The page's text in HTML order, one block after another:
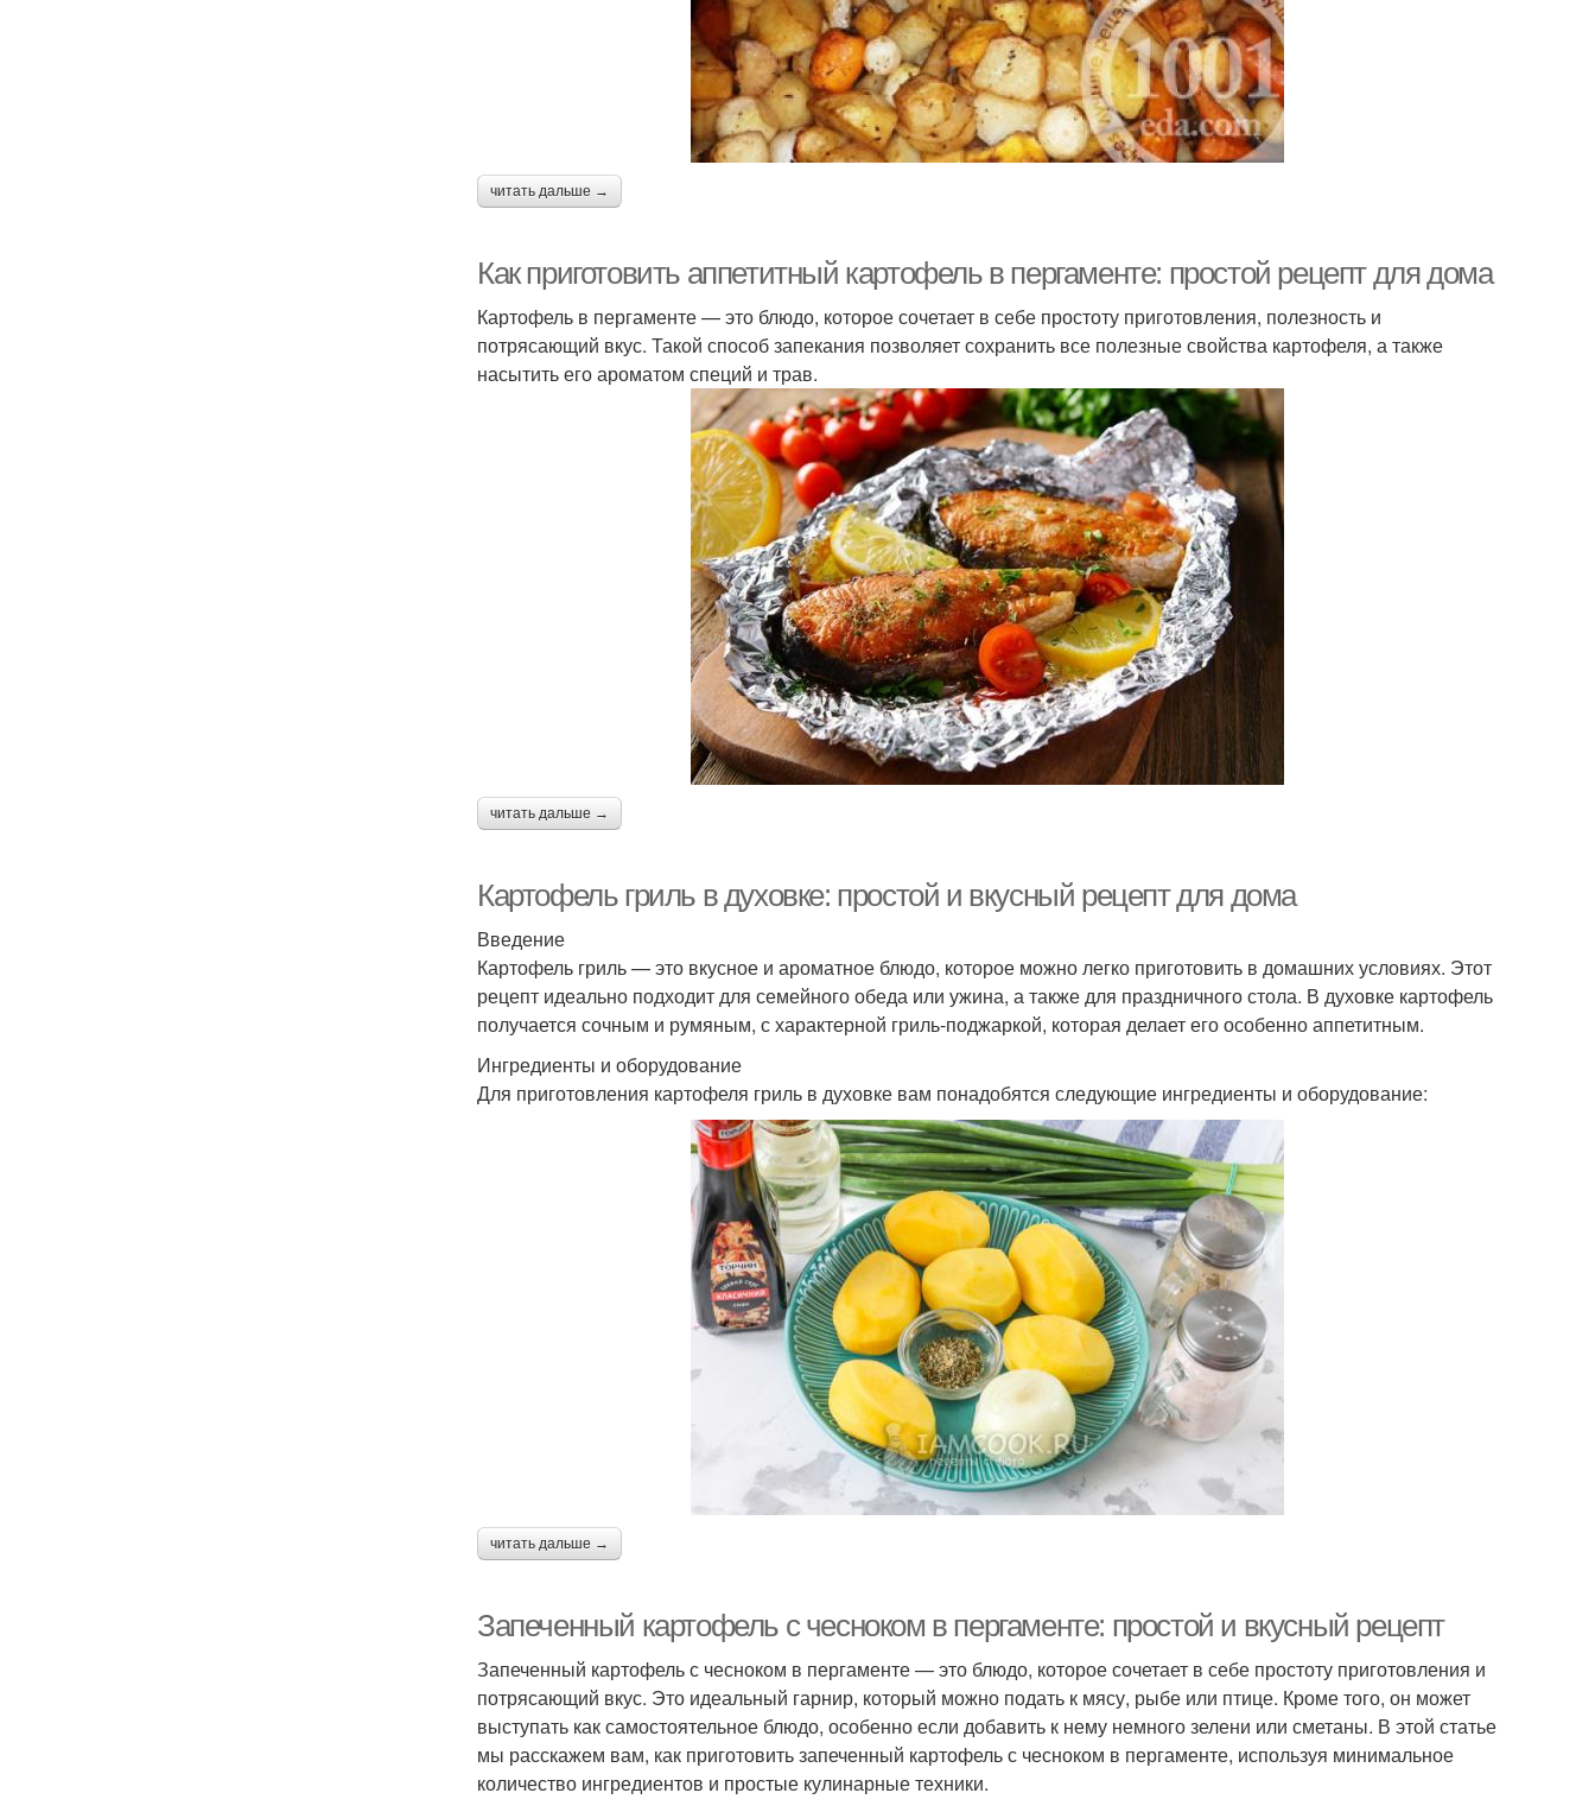
читать дальше →
Как приготовить аппетитный картофель в пергаменте: простой рецепт для дома
Картофель в пергаменте — это блюдо, которое сочетает в себе простоту приготовления, полезность и
потрясающий вкус. Такой способ запекания позволяет сохранить все полезные свойства картофеля, а также
насытить его ароматом специй и трав.
читать дальше →
Картофель гриль в духовке: простой и вкусный рецепт для дома
Введение
Картофель гриль — это вкусное и ароматное блюдо, которое можно легко приготовить в домашних условиях. Этот
рецепт идеально подходит для семейного обеда или ужина, а также для праздничного стола. В духовке картофель
получается сочным и румяным, с характерной гриль-поджаркой, которая делает его особенно аппетитным.
Ингредиенты и оборудование
Для приготовления картофеля гриль в духовке вам понадобятся следующие ингредиенты и оборудование:
читать дальше →
Запеченный картофель с чесноком в пергаменте: простой и вкусный рецепт
Запеченный картофель с чесноком в пергаменте — это блюдо, которое сочетает в себе простоту приготовления и
потрясающий вкус. Это идеальный гарнир, который можно подать к мясу, рыбе или птице. Кроме того, он может
выступать как самостоятельное блюдо, особенно если добавить к нему немного зелени или сметаны. В этой статье
мы расскажем вам, как приготовить запеченный картофель с чесноком в пергаменте, используя минимальное
количество ингредиентов и простые кулинарные техники.